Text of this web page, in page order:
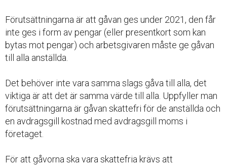
Förutsättningarna är att gåvan ges under 2021, den får
inte ges i form av pengar (eller presentkort som kan
bytas mot pengar) och arbetsgivaren måste ge gåvan
till alla anställda.
Det behöver inte vara samma slags gåva till alla, det
viktiga är att det är samma värde till alla. Uppfyller man
förutsättningarna är gåvan skattefri för de anställda och
en avdragsgill kostnad med avdragsgill moms i
företaget.
För att gåvorna ska vara skattefria krävs att